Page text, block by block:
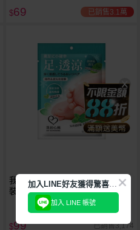
$69 已銷售3.1萬
我的心機~薄荷去皮沁涼足膜(袋
裝)1雙入(30ml)
$99 已銷售3,174
加
入LINE好友獲得驚喜折扣!
加入 LINE 帳號